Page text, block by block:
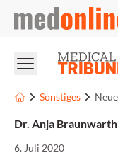
medonline
Sonstiges
Dr. Anja Braunwarth
6. Juli 2020